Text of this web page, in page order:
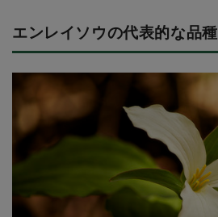
エンレイソウの代表的な品種